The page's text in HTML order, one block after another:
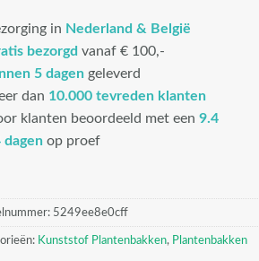
in Nederland & België
bezorgd vanaf € 100,-
5 dagengeleverd
dan 10.000 tevreden klanten
klanten beoordeeld met een 9.4
dagenop proef
5249ee8e0cff
Kunststof Plantenbakken, Plantenbakken